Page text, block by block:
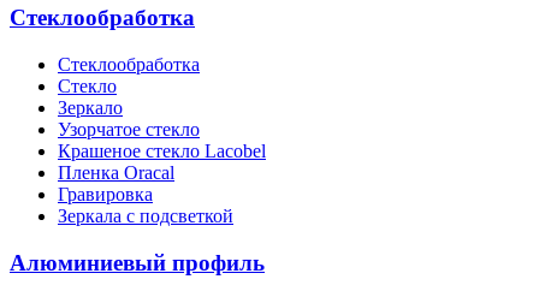
Стеклообработка
Стеклообработка
Стекло
Зеркало
Узорчатое стекло
Крашеное стекло Lacobel
Пленка Oracal
Гравировка
Зеркала с подсветкой
Алюминиевый профиль